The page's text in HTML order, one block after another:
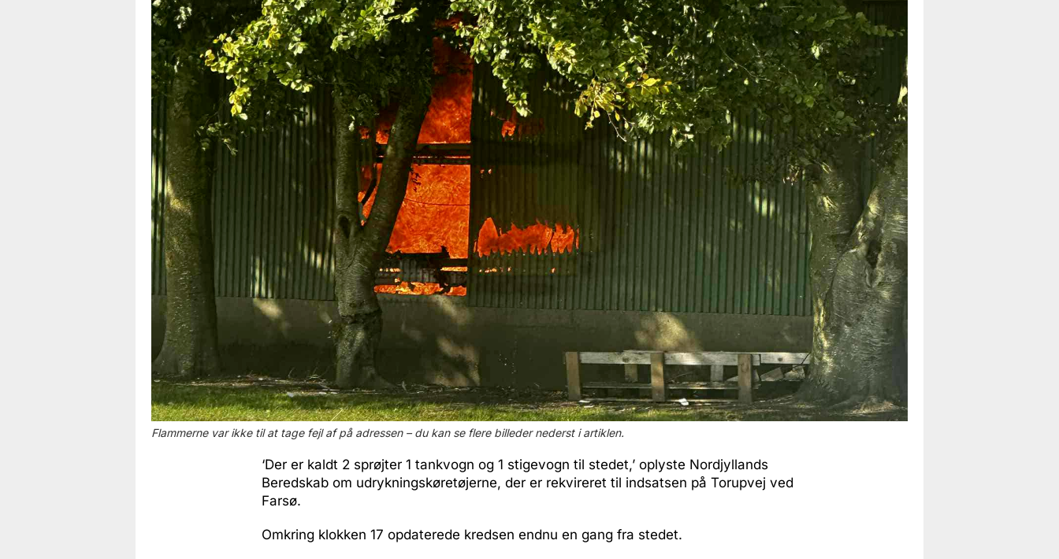
Flammerne var ikke til at tage fejl af på adressen – du kan se flere billeder nederst i artiklen.
‘Der er kaldt 2 sprøjter 1 tankvogn og 1 stigevogn til stedet,’ oplyste Nordjyllands
Beredskab om udrykningskøretøjerne, der er rekvireret til indsatsen på Torupvej ved
Farsø.
Omkring klokken 17 opdaterede kredsen endnu en gang fra stedet.